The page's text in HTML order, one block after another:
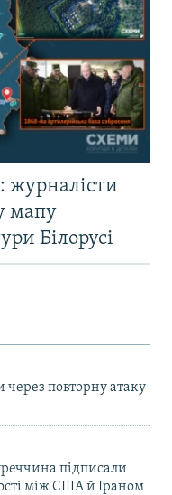
журналісти
мапу
Білорусі
через повторну атаку
підписали
між США й Іраном